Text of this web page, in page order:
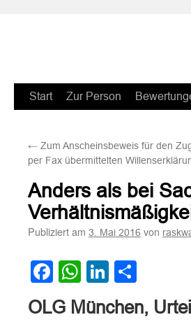
Zum
springen
Start Zur Person
← Zum Anscheinsbeweis für den
per Fax übermittelten
Anders als bei
Publiziert am 3. Mai 2016 von
Facebook
WhatsApp
LinkedIn
OLG München,